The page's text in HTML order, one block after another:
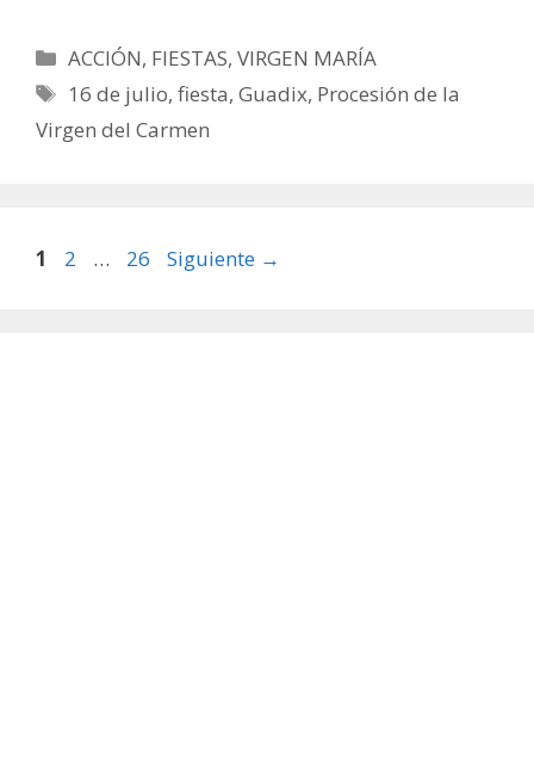
Categorías
ACCIÓN, FIESTAS,VIRGEN MARÍA
Etiquetas
16 de julio,fiesta,Guadix, Procesión de la
Virgen del Carmen
Página
1 Página
2 … Página
26 Siguiente →